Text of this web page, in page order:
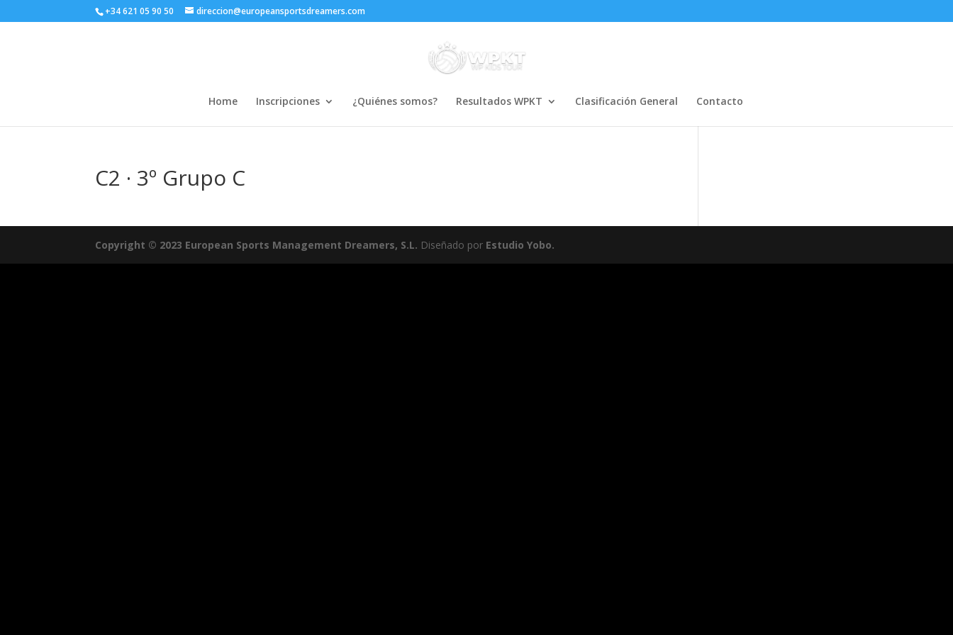
+34 621 05 90 50 direccion@europeansportsdreamers.com
Home Inscripciones ¿Quiénes somos? Resultados WPKT Clasificación General Contacto
C2 · 3º Grupo C
Copyright © 2023 European Sports Management Dreamers, S.L. Diseñado por Estudio Yobo.